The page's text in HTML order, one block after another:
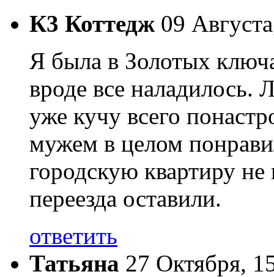
К3 Коттедж 09
Я была в Золотых
вроде все
уже кучу всего
мужем в целом
городскую квартиру
переезда оставили.
ответить
Татьяна 27 Октября,